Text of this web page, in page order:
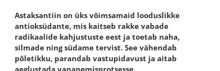
Astaksantiin on üks võimsamaid looduslikke
antioksüdante, mis kaitseb rakke vabade
radikaalide kahjustuste eest ja toetab naha,
silmade ning südame tervist. See vähendab
põletikku, parandab vastupidavust ja aitab
aeglustada vananemisprotsesse.